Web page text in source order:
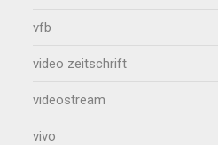
vfb
video zeitschrift
videostream
vivo